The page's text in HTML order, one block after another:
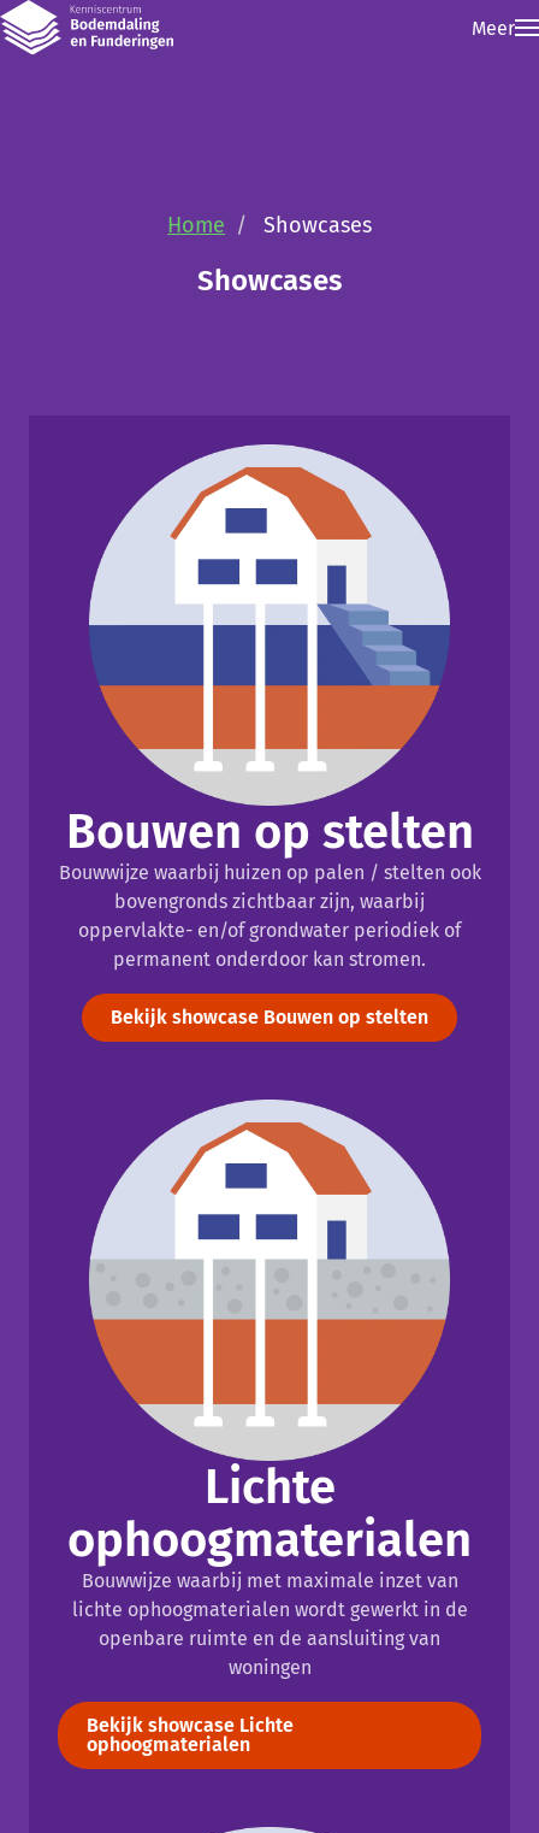
Skip navigatie
Meer
Home Showcases
Showcases
Bouwen op stelten
Bouwwijze waarbij huizen op palen / stelten ook
bovengronds zichtbaar zijn, waarbij
oppervlakte- en/of grondwater periodiek of
permanent onderdoor kan stromen.
Bekijk showcase Bouwen op stelten
Lichte
ophoogmaterialen
Bouwwijze waarbij met maximale inzet van
lichte ophoogmaterialen wordt gewerkt in de
openbare ruimte en de aansluiting van
woningen
Bekijk showcase Lichte
ophoogmaterialen